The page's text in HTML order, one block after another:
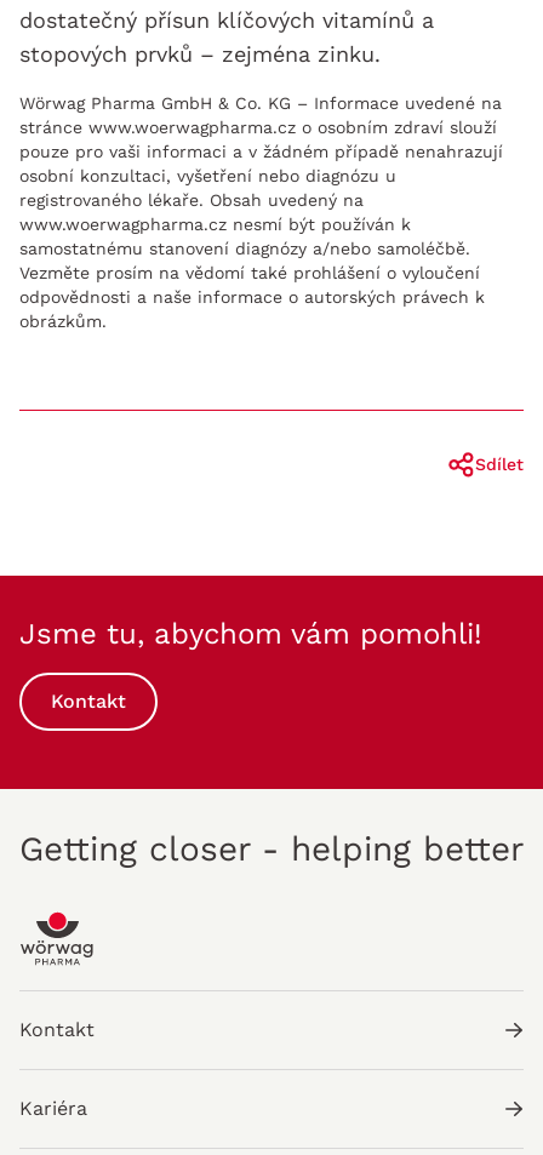
dostatečný přísun klíčových vitamínů a
stopových prvků – zejména zinku.
Wörwag Pharma GmbH & Co. KG – Informace uvedené na
stránce www.woerwagpharma.cz o osobním zdraví slouží
pouze pro vaši informaci a v žádném případě nenahrazují
osobní konzultaci, vyšetření nebo diagnózu u
registrovaného lékaře. Obsah uvedený na
www.woerwagpharma.cz nesmí být používán k
samostatnému stanovení diagnózy a/nebo samoléčbě.
Vezměte prosím na vědomí také prohlášení o vyloučení
odpovědnosti a naše informace o autorských právech k
obrázkům.
Sdílet
Jsme tu, abychom vám pomohli!
Kontakt
Getting closer - helping better
Kontakt
Kariéra